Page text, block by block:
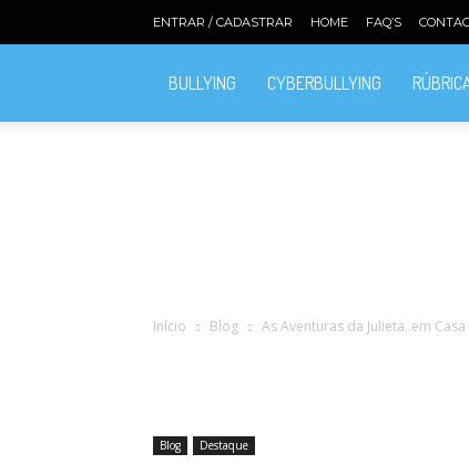
ENTRAR / CADASTRAR HOME FAQ’S
BULLYING CYBERBULLYING
Início Blog As Aventuras da Julieta..em Casa
Blog Destaque